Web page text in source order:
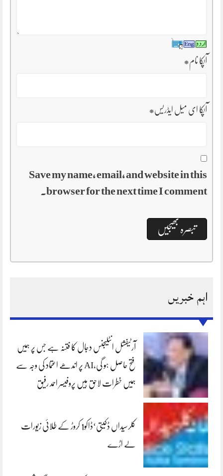
آپکا نام*
آپکا ای میل ایڈریس*
Save my name, email, and website in this
browser for the next time I comment.
اہم خبریں
آرٹیفشل انٹلیجنس دجال کا فتنہ ہے جس پر ہمیں
فتح حاصل ہو گی،AI پر اندھے اعتماد کی وجہ سے
ہمیں خطرات لاحق ہیں پروفیسر احمد رفیق
کلرسیداں ڈکیتی‘ڈاکو1 کروڑ کے طلائی زیورات
لے اڑے